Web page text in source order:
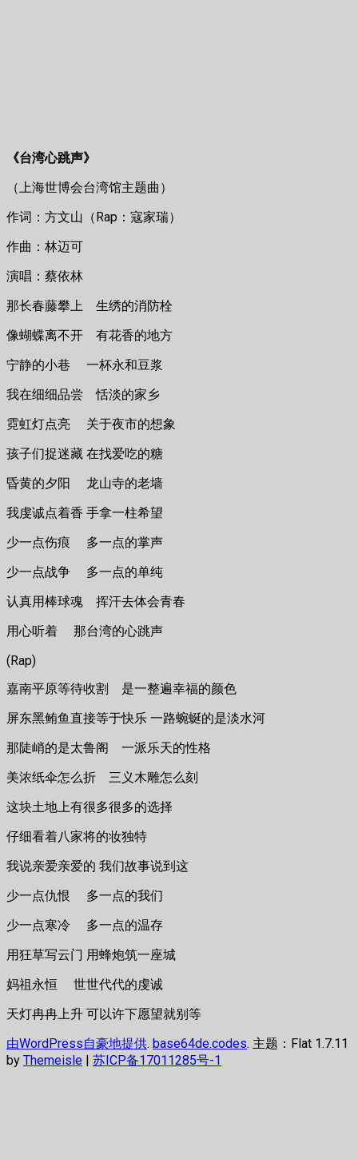
《台湾心跳声》
（上海世博会台湾馆主题曲）
作词：方文山（Rap：寇家瑞）
作曲：林迈可
演唱：蔡依林
那长春藤攀上 生绣的消防栓
像蝴蝶离不开 有花香的地方
宁静的小巷 一杯永和豆浆
我在细细品尝 恬淡的家乡
霓虹灯点亮 关于夜市的想象
孩子们捉迷藏 在找爱吃的糖
昏黄的夕阳 龙山寺的老墙
我虔诚点着香 手拿一柱希望
少一点伤痕 多一点的掌声
少一点战争 多一点的单纯
认真用棒球魂 挥汗去体会青春
用心听着 那台湾的心跳声
(Rap)
嘉南平原等待收割 是一整遍幸福的颜色
屏东黑鲔鱼直接等于快乐 一路蜿蜒的是淡水河
那陡峭的是太鲁阁 一派乐天的性格
美浓纸伞怎么折 三义木雕怎么刻
这块土地上有很多很多的选择
仔细看着八家将的妆独特
我说亲爱亲爱的 我们故事说到这
少一点仇恨 多一点的我们
少一点寒冷 多一点的温存
用狂草写云门 用蜂炮筑一座城
妈祖永恒 世世代代的虔诚
天灯冉冉上升 可以许下愿望就别等
由WordPress自豪地提供. base64de.codes. 主题：Flat 1.7.11
by Themeisle 苏ICP备17011285号-1